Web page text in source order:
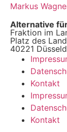
Markus
Alternative
Fraktion im
Platz des
40221
Kontakt
Kontakt